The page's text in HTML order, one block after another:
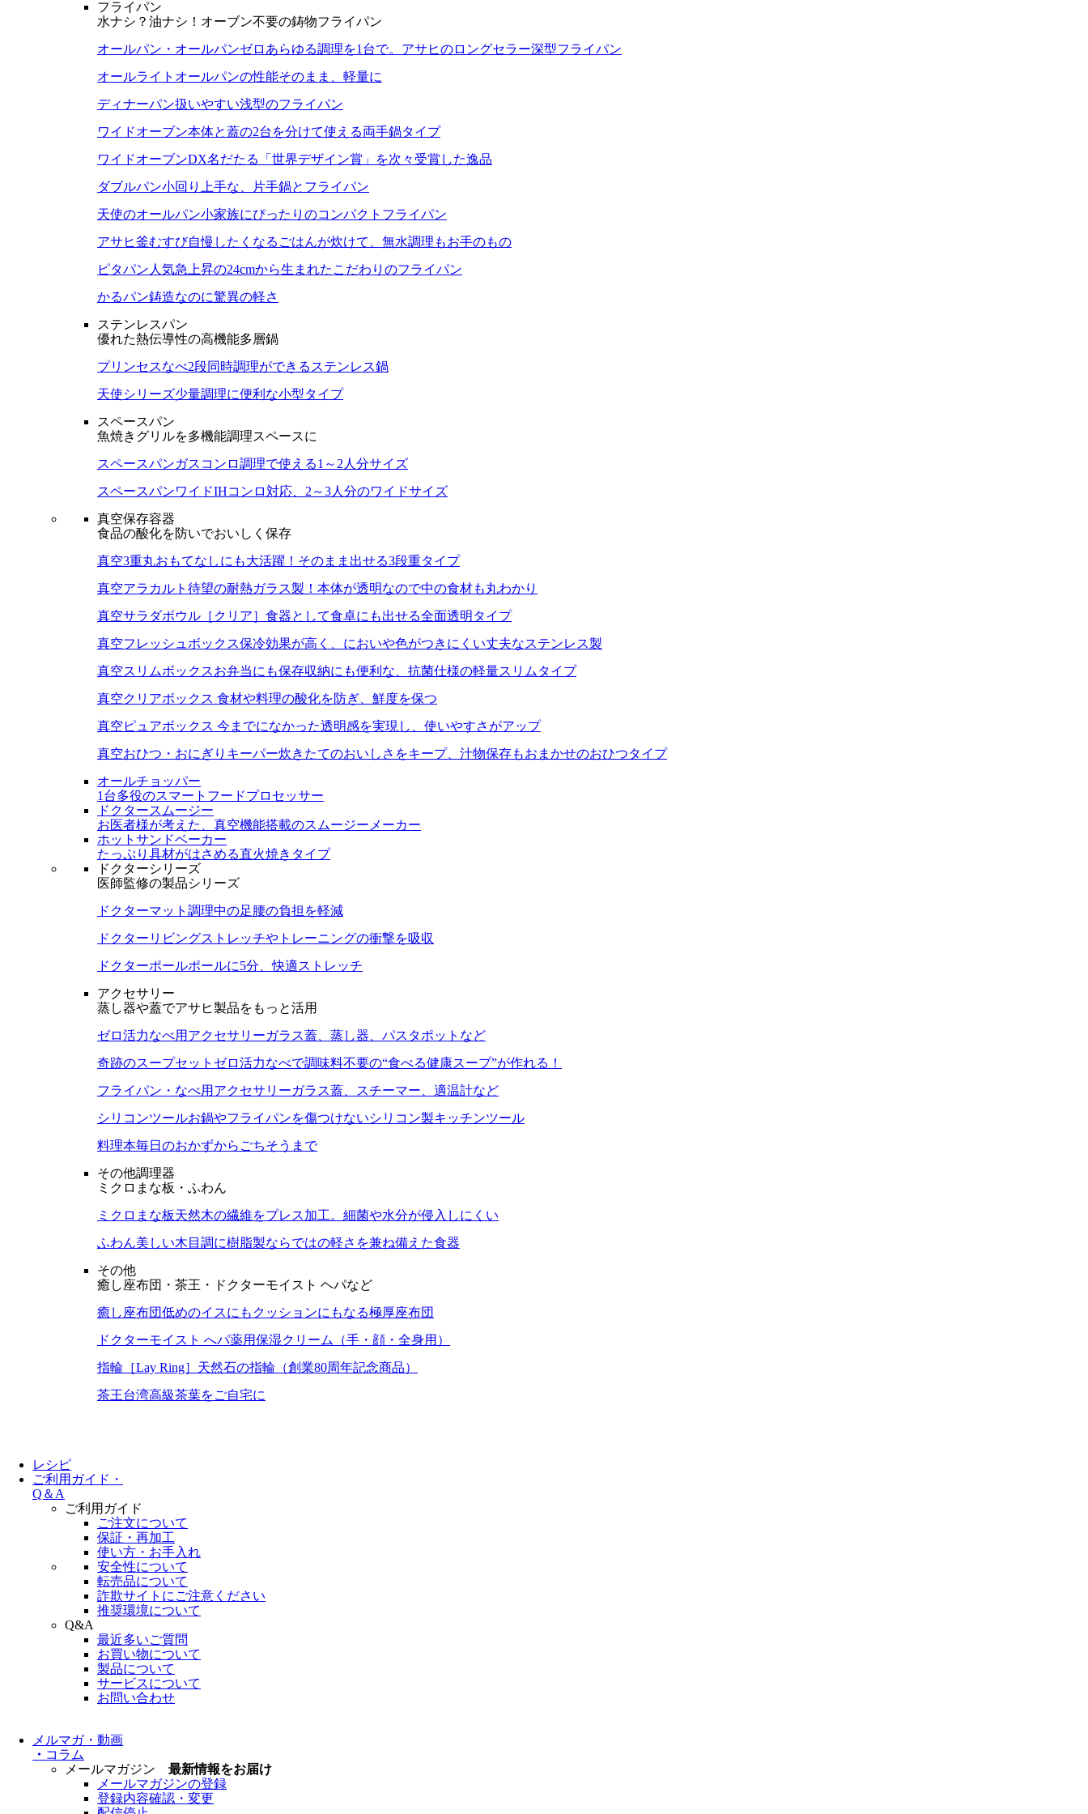
フライパン
水ナシ？油ナシ！オーブン不要の鋳物フライパン
オールパン・オールパンゼロ あらゆる調理を1台で。アサヒのロングセラー深型フライパン
オールライト オールパンの性能そのまま、軽量に
ディナーパン扱いやすい浅型のフライパン
ワイドオーブン本体と蓋の2台を分けて使える両手鍋タイプ
ワイドオーブンDX名だたる「世界デザイン賞」を次々受賞した逸品
ダブルパン小回り上手な、片手鍋とフライパン
天使のオールパン小家族にぴったりのコンパクトフライパン
アサヒ釜むすび自慢したくなるごはんが炊けて、無水調理もお手のもの
ピタパン 人気急上昇の24cmから生まれたこだわりのフライパン
かるパン鋳造なのに驚異の軽さ
ステンレスパン
優れた熱伝導性の高機能多層鍋
プリンセスなべ2段同時調理ができるステンレス鍋
天使シリーズ少量調理に便利な小型タイプ
スペースパン
魚焼きグリルを多機能調理スペースに
スペースパンガスコンロ調理で使える1～2人分サイズ
スペースパンワイドIHコンロ対応、2～3人分のワイドサイズ
真空保存容器
食品の酸化を防いでおいしく保存
真空3重丸おもてなしにも大活躍！そのまま出せる3段重タイプ
真空アラカルト 待望の耐熱ガラス製！本体が透明なので中の食材も丸わかり
真空サラダボウル［クリア］ 食器として食卓にも出せる全面透明タイプ
真空フレッシュボックス保冷効果が高く、においや色がつきにくい丈夫なステンレス製
真空スリムボックスお弁当にも保存収納にも便利な、抗菌仕様の軽量スリムタイプ
真空クリアボックス 食材や料理の酸化を防ぎ、鮮度を保つ
真空ピュアボックス 今までになかった透明感を実現し、使いやすさがアップ
真空おひつ・おにぎりキーパー炊きたてのおいしさをキープ、汁物保存もおまかせのおひつタイプ
オールチョッパー
1台多役のスマートフードプロセッサー
ドクタースムージー
お医者様が考えた、真空機能搭載のスムージーメーカー
ホットサンドベーカー
たっぷり具材がはさめる直火焼きタイプ
ドクターシリーズ
医師監修の製品シリーズ
ドクターマット 調理中の足腰の負担を軽減
ドクターリビングストレッチやトレーニングの衝撃を吸収
ドクターポールポールに5分、快適ストレッチ
アクセサリー
蒸し器や蓋でアサヒ製品をもっと活用
ゼロ活力なべ用アクセサリーガラス蓋、蒸し器、パスタポットなど
奇跡のスープセット ゼロ活力なべで調味料不要の“食べる健康スープ”が作れる！
フライパン・なべ用アクセサリーガラス蓋、スチーマー、適温計など
シリコンツールお鍋やフライパンを傷つけないシリコン製キッチンツール
料理本毎日のおかずからごちそうまで
その他調理器
ミクロまな板・ふわん
ミクロまな板天然木の繊維をプレス加工。細菌や水分が侵入しにくい
ふわん美しい木目調に樹脂製ならではの軽さを兼ね備えた食器
その他
癒し座布団・茶王・ドクターモイスト ヘパなど
癒し座布団低めのイスにもクッションにもなる極厚座布団
ドクターモイスト へパ薬用保湿クリーム（手・顔・全身用）
指輪［Lay Ring］ 天然石の指輪（創業80周年記念商品）
茶王台湾高級茶葉をご自宅に
レシピ
ご利用ガイド・
Q＆A
ご利用ガイド
ご注文について
保証・再加工
使い方・お手入れ
安全性について
転売品について
詐欺サイトにご注意ください
推奨環境について
Q&A
最近多いご質問
お買い物について
製品について
サービスについて
お問い合わせ
メルマガ・動画
・ コラム
メールマガジン 最新情報をお届け
メールマガジンの登録
登録内容確認・変更